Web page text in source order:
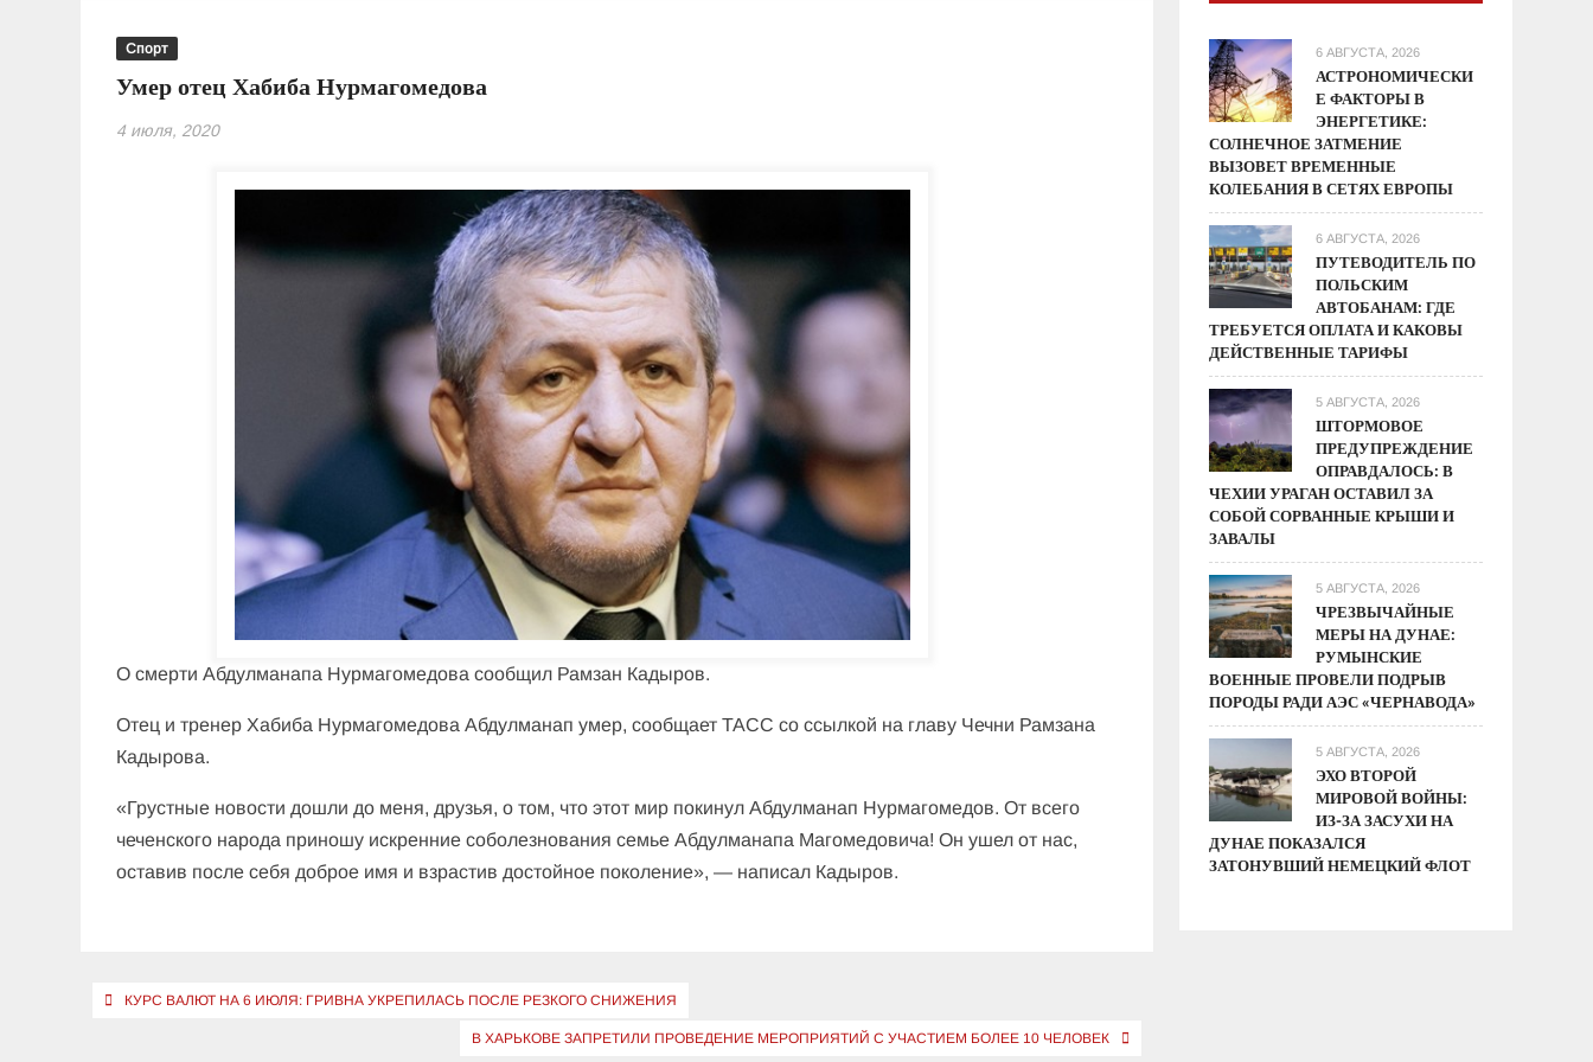
Спорт
Умер отец Хабиба Нурмагомедова
4 июля, 2020
О смерти Абдулманапа Нурмагомедова сообщил Рамзан Кадыров.
Отец и тренер Хабиба Нурмагомедова Абдулманап умер, сообщает ТАСС со ссылкой на главу Чечни Рамзана
Кадырова.
«Грустные новости дошли до меня, друзья, о том, что этот мир покинул Абдулманап Нурмагомедов. От всего
чеченского народа приношу искренние соболезнования семье Абдулманапа Магомедовича! Он ушел от нас,
оставив после себя доброе имя и взрастив достойное поколение», — написал Кадыров.
Навигация
КУРС ВАЛЮТ НА 6 ИЮЛЯ: ГРИВНА УКРЕПИЛАСЬ ПОСЛЕ РЕЗКОГО СНИЖЕНИЯ
В ХАРЬКОВЕ ЗАПРЕТИЛИ ПРОВЕДЕНИЕ МЕРОПРИЯТИЙ С УЧАСТИЕМ БОЛЕЕ 10 ЧЕЛОВЕК
6 АВГУСТА, 2026
АСТРОНОМИЧЕСКИ
Е ФАКТОРЫ В
ЭНЕРГЕТИКЕ:
СОЛНЕЧНОЕ ЗАТМЕНИЕ
ВЫЗОВЕТ ВРЕМЕННЫЕ
КОЛЕБАНИЯ В СЕТЯХ ЕВРОПЫ
6 АВГУСТА, 2026
ПУТЕВОДИТЕЛЬ ПО
ПОЛЬСКИМ
АВТОБАНАМ: ГДЕ
ТРЕБУЕТСЯ ОПЛАТА И КАКОВЫ
ДЕЙСТВЕННЫЕ ТАРИФЫ
5 АВГУСТА, 2026
ШТОРМОВОЕ
ПРЕДУПРЕЖДЕНИЕ
ОПРАВДАЛОСЬ: В
ЧЕХИИ УРАГАН ОСТАВИЛ ЗА
СОБОЙ СОРВАННЫЕ КРЫШИ И
ЗАВАЛЫ
5 АВГУСТА, 2026
ЧРЕЗВЫЧАЙНЫЕ
МЕРЫ НА ДУНАЕ:
РУМЫНСКИЕ
ВОЕННЫЕ ПРОВЕЛИ ПОДРЫВ
ПОРОДЫ РАДИ АЭС «ЧЕРНАВОДА»
5 АВГУСТА, 2026
ЭХО ВТОРОЙ
МИРОВОЙ ВОЙНЫ:
ИЗ-ЗА ЗАСУХИ НА
ДУНАЕ ПОКАЗАЛСЯ
ЗАТОНУВШИЙ НЕМЕЦКИЙ ФЛОТ